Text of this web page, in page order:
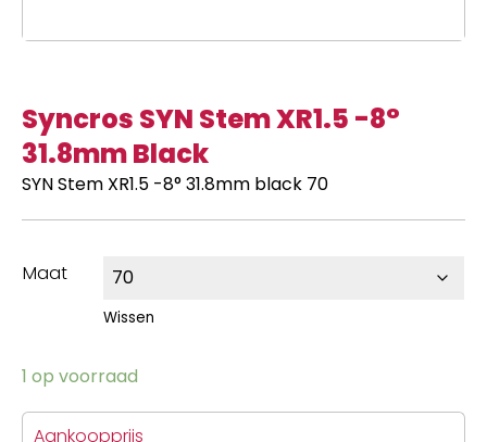
Syncros SYN Stem XR1.5 -8°
31.8mm Black
SYN Stem XR1.5 -8° 31.8mm black 70
Maat
Wissen
1 op voorraad
Aankoopprijs